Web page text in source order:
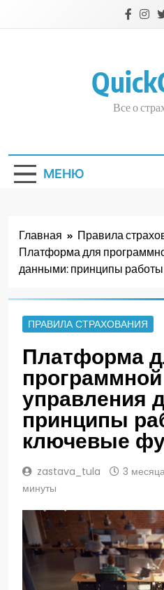
Все о
МЕНЮ
Главная
Правила
Платформа для
данными: принципы
ПРАВИЛА СТРАХОВАНИЯ
Платформа
управления
принципы
ключевые
zastava_tula 3
минуты